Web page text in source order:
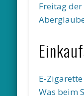
Freitag
E-Zigarette
Was beim